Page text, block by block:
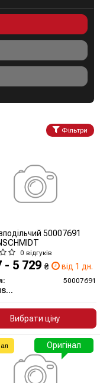
Фільтри
50007691
0 відгуків
- 5 729 ₴ від 1 дн.
50007691
KOLBENSCHMIDT
Вибрати ціну
Оригінал